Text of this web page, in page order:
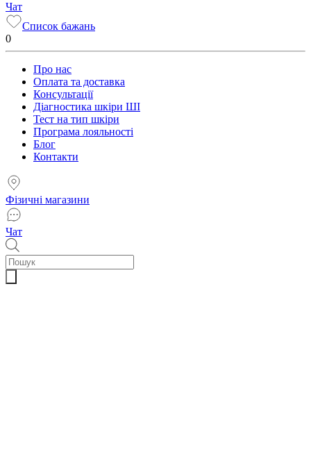
Чат
Список бажань
0
Про нас
Оплата та доставка
Консультації
Діагностика шкіри ШІ
Тест на тип шкіри
Програма лояльності
Блог
Контакти
Фізичні магазини
Чат
Пошук
товарів